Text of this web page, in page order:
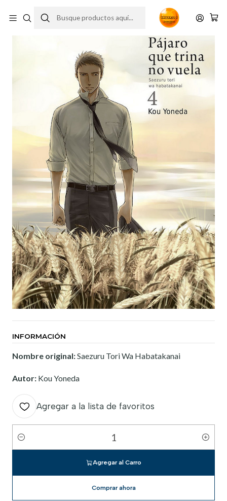
INFORMACIÓN
Nombre original:Saezuru Tori Wa Habatakanai
Autor: Kou Yoneda
Agregar a la lista de favoritos
Cantidad
Agregar al Carro
Comprar ahora